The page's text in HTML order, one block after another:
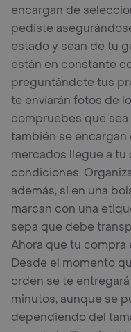
encargan de
pediste
estado y sean de tu
están en constante
preguntándote tus
te enviarán fotos de
compruebes que
también se
mercados llegue a tu
condiciones.
además, si en una
marcan con una
sepa que debe
Ahora que tu compra
Desde el momento
orden se te
minutos, aunque se
dependiendo del